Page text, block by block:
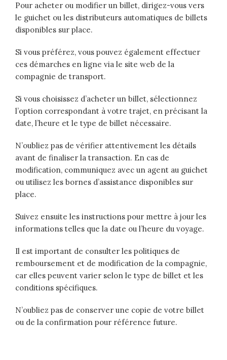
Pour acheter ou modifier un billet, dirigez-vous vers
le guichet ou les distributeurs automatiques de billets
disponibles sur place.
Si vous préférez, vous pouvez également effectuer
ces démarches en ligne via le site web de la
compagnie de transport.
Si vous choisissez d’acheter un billet, sélectionnez
l’option correspondant à votre trajet, en précisant la
date, l’heure et le type de billet nécessaire.
N’oubliez pas de vérifier attentivement les détails
avant de finaliser la transaction. En cas de
modification, communiquez avec un agent au guichet
ou utilisez les bornes d’assistance disponibles sur
place.
Suivez ensuite les instructions pour mettre à jour les
informations telles que la date ou l’heure du voyage.
Il est important de consulter les politiques de
remboursement et de modification de la compagnie,
car elles peuvent varier selon le type de billet et les
conditions spécifiques.
N’oubliez pas de conserver une copie de votre billet
ou de la confirmation pour référence future.